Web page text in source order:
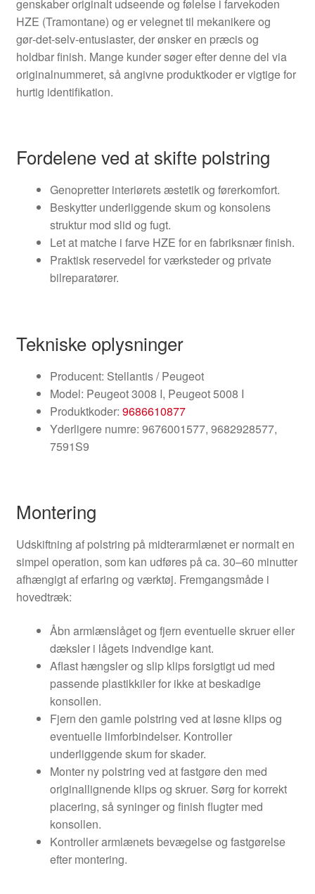
genskaber originalt udseende og følelse i farvekoden
HZE (Tramontane) og er velegnet til mekanikere og
gør‑det‑selv‑entusiaster, der ønsker en præcis og
holdbar finish. Mange kunder søger efter denne del via
originalnummeret, så angivne produktkoder er vigtige for
hurtig identifikation.
Fordelene ved at skifte polstring
Genopretter interiørets æstetik og førerkomfort.
Beskytter underliggende skum og konsolens
struktur mod slid og fugt.
Let at matche i farve HZE for en fabriksnær finish.
Praktisk reservedel for værksteder og private
bilreparatører.
Tekniske oplysninger
Producent: Stellantis / Peugeot
Model: Peugeot 3008 I, Peugeot 5008 I
Produktkoder: 9686610877
Yderligere numre: 9676001577, 9682928577,
7591S9
Montering
Udskiftning af polstring på midterarmlænet er normalt en
simpel operation, som kan udføres på ca. 30–60 minutter
afhængigt af erfaring og værktøj. Fremgangsmåde i
hovedtræk:
Åbn armlænslåget og fjern eventuelle skruer eller
dæksler i lågets indvendige kant.
Aflast hængsler og slip klips forsigtigt ud med
passende plastikkiler for ikke at beskadige
konsollen.
Fjern den gamle polstring ved at løsne klips og
eventuelle limforbindelser. Kontroller
underliggende skum for skader.
Monter ny polstring ved at fastgøre den med
originallignende klips og skruer. Sørg for korrekt
placering, så syninger og finish flugter med
konsollen.
Kontroller armlænets bevægelse og fastgørelse
efter montering.